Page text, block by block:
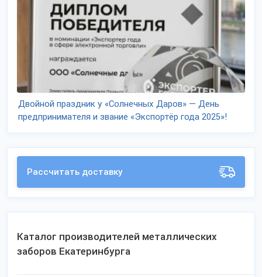
Двойной праздник у «Солнечных Даров» — День
предпринимателя и звание «Экспортёр года 2025»!
Рассчитать доставку
Каталог производителей металлических
заборов Екатеринбурга